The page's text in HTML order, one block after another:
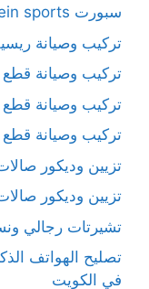
سبورت bein sports
تركيب وصيانة
تركيب وصيانة قطع
تركيب وصيانة قطع
تركيب وصيانة
تزيين وديكور
تزيين وديكور
تشيرتات رجالي
تصليح الهواتف
في الكويت